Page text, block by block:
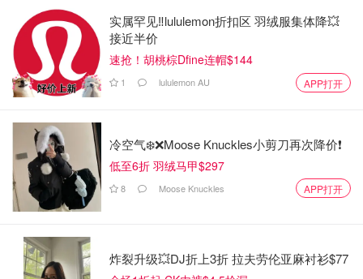
实属罕见‼️lululemon折扣区 羽绒服集体降💥
接近半价
速抢！胡桃棕Dfine连帽$144
1 lululemon AU APP打开
冷空气❄️❌️Moose Knuckles小剪刀再次降价❗️
低至6折 羽绒马甲$297
8 Moose Knuckles APP打开
炸裂升级💥DJ折上3折 拉夫劳伦亚麻衬衫$77